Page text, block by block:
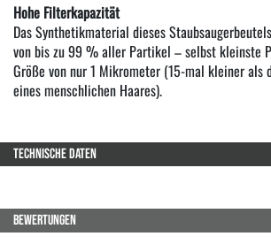
Hohe Filterkapazität
Das Synthetikmaterial dieses
von bis zu 99 % aller Partikel – selbst kleinste
Größe von nur 1 Mikrometer (15-mal kleiner als
eines menschlichen Haares).
TECHNISCHE DATEN
BEWERTUNGEN